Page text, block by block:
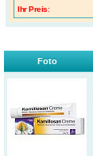
Ihr Preis:
Foto